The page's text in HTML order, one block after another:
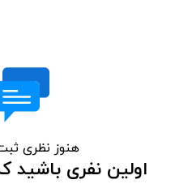
هنوز نظری
اولین نفری باشید